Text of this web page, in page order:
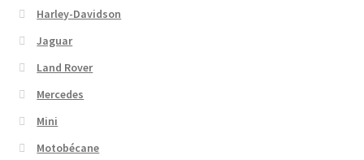
Harley-Davidson
Jaguar
Land Rover
Mercedes
Mini
Motobécane